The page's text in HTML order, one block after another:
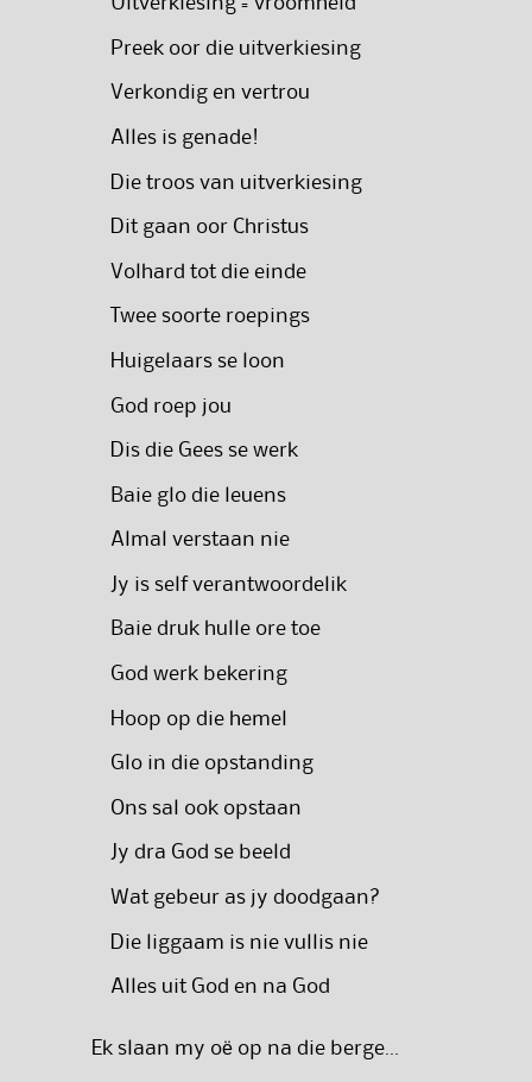
Preek oor die uitverkiesing
Verkondig en vertrou
Alles is genade!
Die troos van uitverkiesing
Dit gaan oor Christus
Volhard tot die einde
Twee soorte roepings
Huigelaars se loon
God roep jou
Dis die Gees se werk
Baie glo die leuens
Almal verstaan nie
Jy is self verantwoordelik
Baie druk hulle ore toe
God werk bekering
Hoop op die hemel
Glo in die opstanding
Ons sal ook opstaan
Jy dra God se beeld
Wat gebeur as jy doodgaan?
Die liggaam is nie vullis nie
Alles uit God en na God
Ek slaan my oë op na die berge…